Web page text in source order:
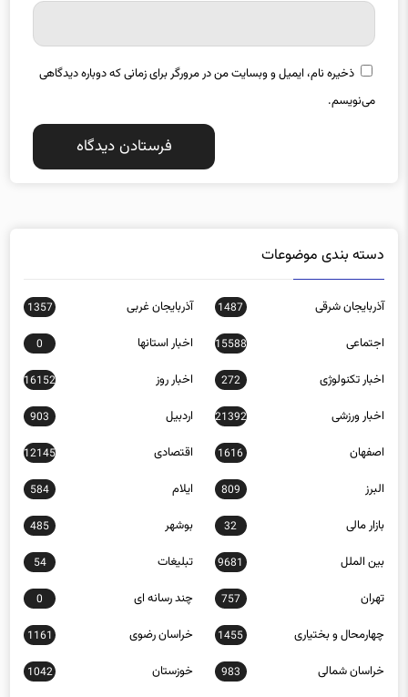
ذخیره نام، ایمیل و وبسایت من در مرورگر برای زمانی که دوباره دیدگاهی
می‌نویسم.
دسته بندی موضوعات
آذربایجان شرقی 1487 آذربایجان غربی 1357
اجتماعی 15588 اخبار استانها 0
اخبار تکنولوژی 272 اخبار روز 16152
اخبار ورزشی 21392 اردبیل 903
اصفهان 1616 اقتصادی 12145
البرز 809 ایلام 584
بازار مالی 32 بوشهر 485
بین الملل 9681 تبلیغات 54
تهران 757 چند رسانه ای 0
چهارمحال و بختیاری 1455 خراسان رضوی 1161
خراسان شمالی 983 خوزستان 1042